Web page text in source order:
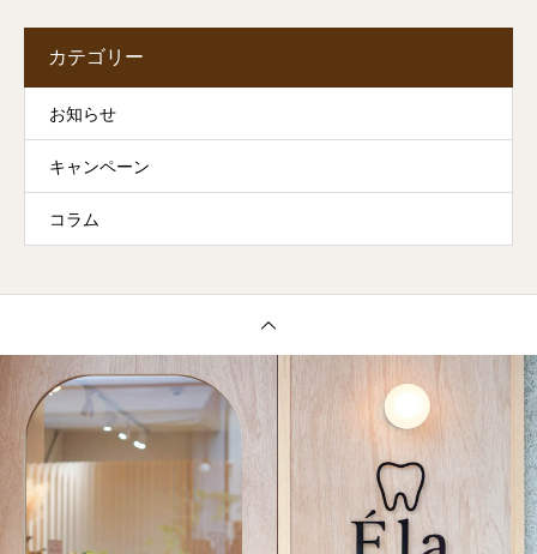
カテゴリー
お知らせ
キャンペーン
コラム